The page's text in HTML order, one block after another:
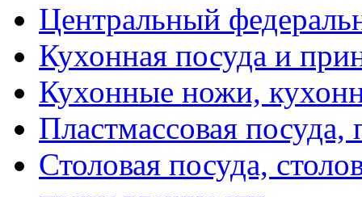
Центральный
Кухонная посуда и
Кухонные ножи,
Пластмассовая
Столовая посуда,